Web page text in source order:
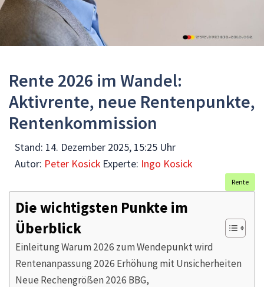
Rente 2026 im Wandel:
Aktivrente, neue Rentenpunkte,
Rentenkommission
Stand: 14. Dezember 2025, 15:25 Uhr
Autor: Peter Kosick Experte: Ingo Kosick
Rente
Die wichtigsten Punkte im
Überblick
Einleitung Warum 2026 zum Wendepunkt wird
Rentenanpassung 2026 Erhöhung mit Unsicherheiten
Neue Rechengrößen 2026 BBG,